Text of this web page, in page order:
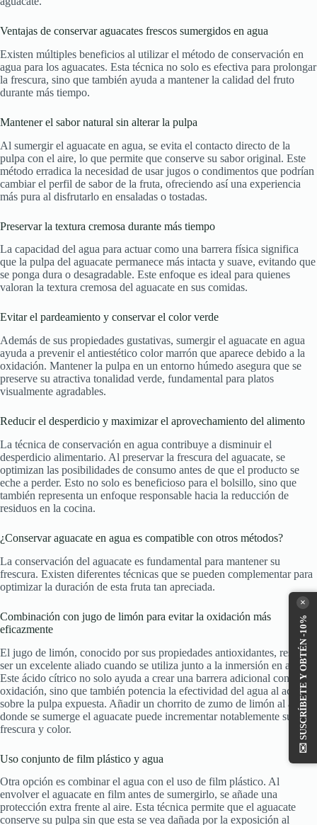
Ventajas de conservar aguacates frescos sumergidos en agua
Existen múltiples beneficios al utilizar el método de conservación en
agua para los aguacates. Esta técnica no solo es efectiva para prolongar
la frescura, sino que también ayuda a mantener la calidad del fruto
durante más tiempo.
Mantener el sabor natural sin alterar la pulpa
Al sumergir el aguacate en agua, se evita el contacto directo de la
pulpa con el aire, lo que permite que conserve su sabor original. Este
método erradica la necesidad de usar jugos o condimentos que podrían
cambiar el perfil de sabor de la fruta, ofreciendo así una experiencia
más pura al disfrutarlo en ensaladas o tostadas.
Preservar la textura cremosa durante más tiempo
La capacidad del agua para actuar como una barrera física significa
que la pulpa del aguacate permanece más intacta y suave, evitando que
se ponga dura o desagradable. Este enfoque es ideal para quienes
valoran la textura cremosa del aguacate en sus comidas.
Evitar el pardeamiento y conservar el color verde
Además de sus propiedades gustativas, sumergir el aguacate en agua
ayuda a prevenir el antiestético color marrón que aparece debido a la
oxidación. Mantener la pulpa en un entorno húmedo asegura que se
preserve su atractiva tonalidad verde, fundamental para platos
visualmente agradables.
Reducir el desperdicio y maximizar el aprovechamiento del alimento
La técnica de conservación en agua contribuye a disminuir el
desperdicio alimentario. Al preservar la frescura del aguacate, se
optimizan las posibilidades de consumo antes de que el producto se
eche a perder. Esto no solo es beneficioso para el bolsillo, sino que
también representa un enfoque responsable hacia la reducción de
residuos en la cocina.
¿Conservar aguacate en agua es compatible con otros métodos?
La conservación del aguacate es fundamental para mantener su
frescura. Existen diferentes técnicas que se pueden complementar para
optimizar la duración de esta fruta tan apreciada.
Combinación con jugo de limón para evitar la oxidación más
eficazmente
El jugo de limón, conocido por sus propiedades antioxidantes, resulta
ser un excelente aliado cuando se utiliza junto a la inmersión en agua.
Este ácido cítrico no solo ayuda a crear una barrera adicional contra la
oxidación, sino que también potencia la efectividad del agua al actuar
sobre la pulpa expuesta. Añadir un chorrito de zumo de limón al agua
donde se sumerge el aguacate puede incrementar notablemente su
frescura y color.
Uso conjunto de film plástico y agua
Otra opción es combinar el agua con el uso de film plástico. Al
envolver el aguacate en film antes de sumergirlo, se añade una
protección extra frente al aire. Esta técnica permite que el aguacate
conserve su pulpa sin que esta se vea dañada por la exposición al
×
✉️
SUSCRÍBETE Y OBTÉN -10%